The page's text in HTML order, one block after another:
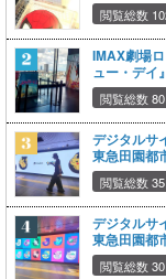
#スパイダ
閲覧総数
IMAX劇場
ュー・デイ
スパイダー
閲覧総数 80
デジタルサ
東急田園都
閲覧総数 35
デジタルサ
東急田園都
閲覧総数 30